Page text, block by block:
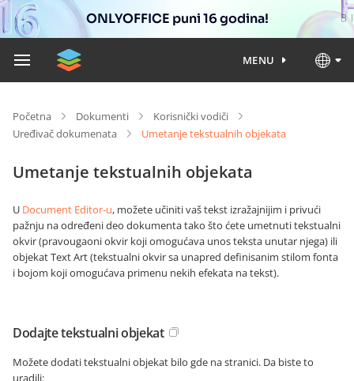
ONLYOFFICE puni 16 godina!
MENU
Početna Dokumenti
Korisnički vodiči
Uređivač dokumenata
Umetanje tekstualnih objekata
Umetanje tekstualnih objekata
U Document Editor-u, možete učiniti vaš tekst izražajnijim i privući
pažnju na određeni deo dokumenta tako što ćete umetnuti tekstualni
okvir (pravougaoni okvir koji omogućava unos teksta unutar njega) ili
objekat Text Art (tekstualni okvir sa unapred definisanim stilom fonta
i bojom koji omogućava primenu nekih efekata na tekst).
Dodajte tekstualni objekat
Možete dodati tekstualni objekat bilo gde na stranici. Da biste to
uradili: